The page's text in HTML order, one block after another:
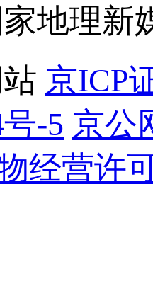
地理新
京ICP
-5 京公
经营许